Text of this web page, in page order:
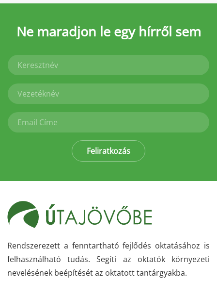
Ne maradjon le egy hírről sem
Feliratkozás
Rendszerezett a fenntartható fejlődés oktatásához is
felhasználható tudás. Segíti az oktatók környezeti
nevelésének beépítését az oktatott tantárgyakba.